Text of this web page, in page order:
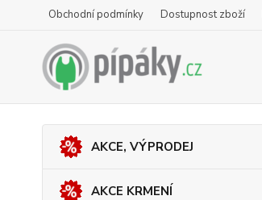
Obchodní podmínky Dostupnost zboží
AKCE, VÝPRODEJ
AKCE KRMENÍ